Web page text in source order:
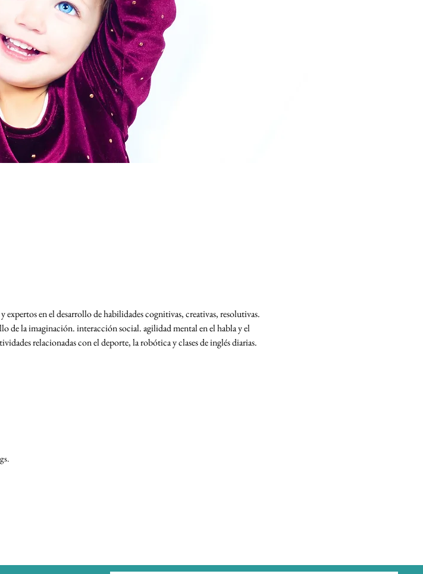
en el desarrollo de habilidades cognitivas, creativas, resolutivas.
de la imaginación. interacción social. agilidad mental en el habla y el
relacionadas con el deporte, la robótica y clases de inglés diarias.